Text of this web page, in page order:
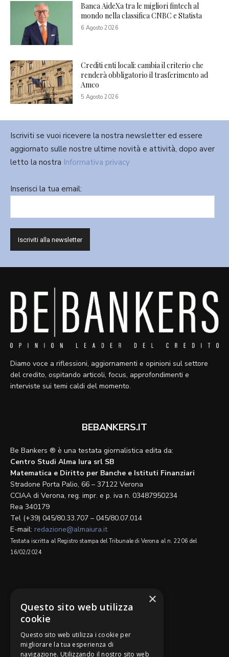
Banca AideXa tra le migliori fintech al
mondo nella classifica CNBC e Statista
6 Agosto 2026
Crediti enti locali: cambia il criterio che
renderà obbligatorio il trasferimento ad
Amco
5 Agosto 2026
Iscriviti se vuoi ricevere la nostra newsletter ed essere
aggiornato sulle nostre ultime novità e attività, dopo aver
letto la nostra Informativa privacy
Inserisci la tua email:
Diamo voce a riflessioni, aggiornamenti e opinioni sul settore
del credito, ospitando articoli, focus, approfondimenti e
interviste sui temi caldi del momento.
BEBANKERS.IT
Be Bankers ® è una testata giornalistica edita da:
Centro Studi Alma Iura srl SB
Matematica e Diritto per Banche e Istituti Finanziari
Stradone Porta Palio, 66 – 37122 Verona
CCIAA di Verona, reg. impr. e p. iva n. 03487950234
Rea 340179
Tel (+39) 045/80.33.707 – 045/80.07.014
E-mail: redazione@almaiura.it
Testata iscritta al Registro stampa del Tribunale di Verona al n. 2206 del
16/02/2024
×
Questo sito web utilizza
cookie
Questo sito web utilizza i cookie per
migliorare la tua esperienza di
navigazione. Utilizzando il nostro sito web